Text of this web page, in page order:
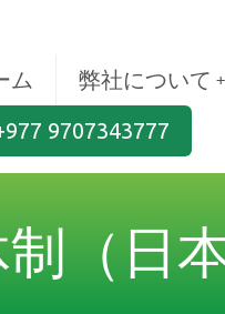
ム 弊社について
9707343777
（日